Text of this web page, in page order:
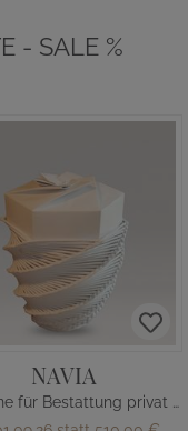
- SALE %
NAVIA
Öko Urne für Bestattung privat kaufen